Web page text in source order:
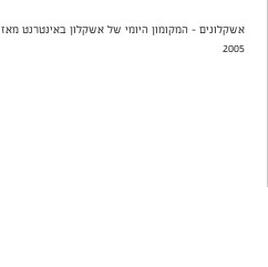
אשקלונים - המקומון היומי של אשקלון באינטרנט מאז
2005